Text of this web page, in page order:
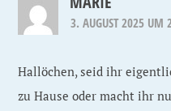
3. AUGUST 2025 UM
Hallöchen, seid ihr
zu Hause oder macht ihr